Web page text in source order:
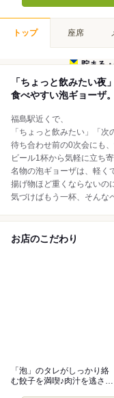
トップ 座席
貯まる
「ちょっと飲みたい夜
食べやすい泡ギョーザ。
福島駅近くで、
「ちょっと飲みたい」「
待ち合わせ前の0次会にも
ビール1杯から気軽に立ち寄
名物の泡ギョーザは、軽く
揚げ物ほど重くならないの
気づけばもう一杯、そんな
お店のこだわり
「泡」のタレがしっかり絡
む餃子を満喫♪肉汁を逃さず